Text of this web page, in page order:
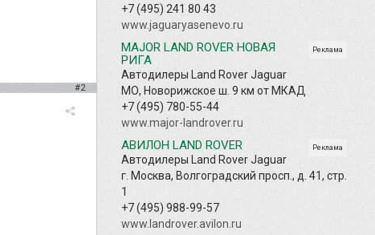
#2
+7 (495) 241 80 43
www.jaguaryasenevo.ru
Реклама
MAJOR LAND ROVER НОВАЯ
РИГА
Автодилеры Land Rover Jaguar
МО, Новорижское ш. 9 км от МКАД
+7 (495) 780-55-44
www.major-landrover.ru
Реклама
АВИЛОН LAND ROVER
Автодилеры Land Rover Jaguar
г. Москва, Волгоградский просп., д. 41, стр.
1
+7 (495) 988-99-57
www.landrover.avilon.ru